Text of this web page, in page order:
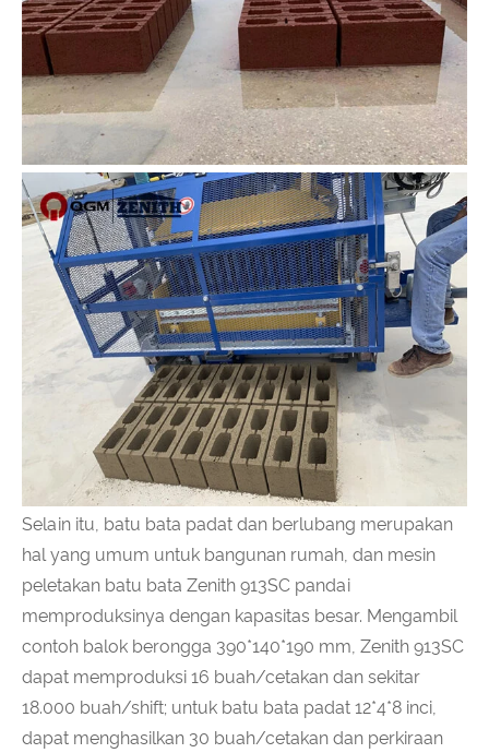
Selain itu, batu bata padat dan berlubang merupakan
hal yang umum untuk bangunan rumah, dan mesin
peletakan batu bata Zenith 913SC pandai
memproduksinya dengan kapasitas besar. Mengambil
contoh balok berongga 390*140*190 mm, Zenith 913SC
dapat memproduksi 16 buah/cetakan dan sekitar
18.000 buah/shift; untuk batu bata padat 12*4*8 inci,
dapat menghasilkan 30 buah/cetakan dan perkiraan